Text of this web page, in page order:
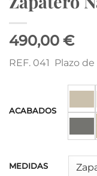
490,00 €
REF. 041 Plazo
ACABADOS
MEDIDAS